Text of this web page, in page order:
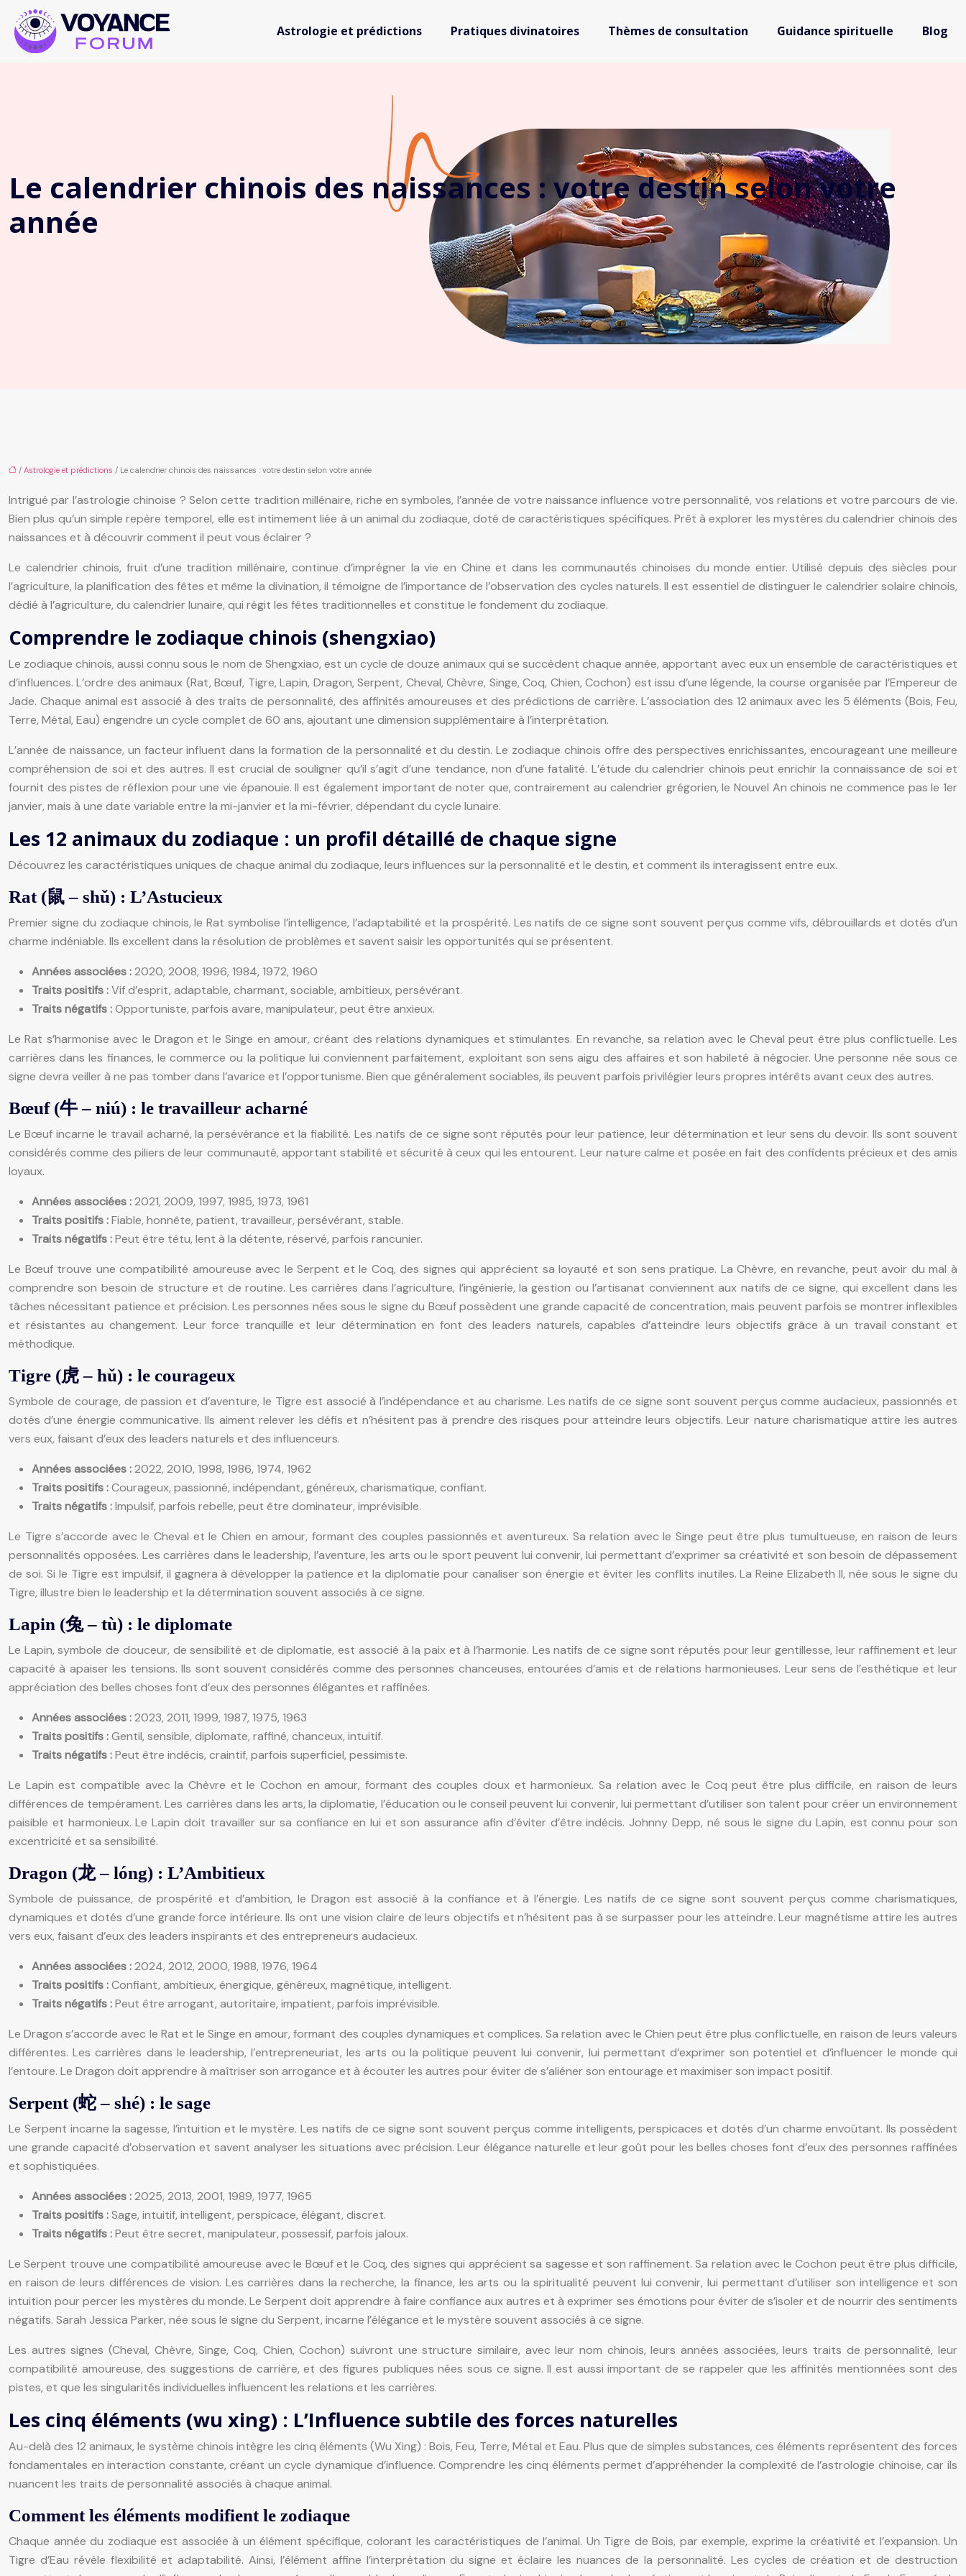
Astrologie et prédictions Pratiques divinatoires Thèmes de consultation Guidance spirituelle Blog
Le calendrier chinois des naissances : votre destin selon votre
année
/ Astrologie et prédictions / Le calendrier chinois des naissances : votre destin selon votre année
Intrigué par l’astrologie chinoise ? Selon cette tradition millénaire, riche en symboles, l’année de votre naissance influence votre personnalité, vos relations et votre parcours de vie.
Bien plus qu’un simple repère temporel, elle est intimement liée à un animal du zodiaque, doté de caractéristiques spécifiques. Prêt à explorer les mystères du calendrier chinois des
naissances et à découvrir comment il peut vous éclairer ?
Le calendrier chinois, fruit d’une tradition millénaire, continue d’imprégner la vie en Chine et dans les communautés chinoises du monde entier. Utilisé depuis des siècles pour
l’agriculture, la planification des fêtes et même la divination, il témoigne de l’importance de l’observation des cycles naturels. Il est essentiel de distinguer le calendrier solaire chinois,
dédié à l’agriculture, du calendrier lunaire, qui régit les fêtes traditionnelles et constitue le fondement du zodiaque.
Comprendre le zodiaque chinois (shengxiao)
Le zodiaque chinois, aussi connu sous le nom de Shengxiao, est un cycle de douze animaux qui se succèdent chaque année, apportant avec eux un ensemble de caractéristiques et
d’influences. L’ordre des animaux (Rat, Bœuf, Tigre, Lapin, Dragon, Serpent, Cheval, Chèvre, Singe, Coq, Chien, Cochon) est issu d’une légende, la course organisée par l’Empereur de
Jade. Chaque animal est associé à des traits de personnalité, des affinités amoureuses et des prédictions de carrière. L’association des 12 animaux avec les 5 éléments (Bois, Feu,
Terre, Métal, Eau) engendre un cycle complet de 60 ans, ajoutant une dimension supplémentaire à l’interprétation.
L’année de naissance, un facteur influent dans la formation de la personnalité et du destin. Le zodiaque chinois offre des perspectives enrichissantes, encourageant une meilleure
compréhension de soi et des autres. Il est crucial de souligner qu’il s’agit d’une tendance, non d’une fatalité. L’étude du calendrier chinois peut enrichir la connaissance de soi et
fournit des pistes de réflexion pour une vie épanouie. Il est également important de noter que, contrairement au calendrier grégorien, le Nouvel An chinois ne commence pas le 1er
janvier, mais à une date variable entre la mi-janvier et la mi-février, dépendant du cycle lunaire.
Les 12 animaux du zodiaque : un profil détaillé de chaque signe
Découvrez les caractéristiques uniques de chaque animal du zodiaque, leurs influences sur la personnalité et le destin, et comment ils interagissent entre eux.
Rat (鼠 – shǔ) : L’Astucieux
Premier signe du zodiaque chinois, le Rat symbolise l’intelligence, l’adaptabilité et la prospérité. Les natifs de ce signe sont souvent perçus comme vifs, débrouillards et dotés d’un
charme indéniable. Ils excellent dans la résolution de problèmes et savent saisir les opportunités qui se présentent.
Années associées :2020, 2008, 1996, 1984, 1972, 1960
Traits positifs :Vif d’esprit, adaptable, charmant, sociable, ambitieux, persévérant.
Traits négatifs :Opportuniste, parfois avare, manipulateur, peut être anxieux.
Le Rat s’harmonise avec le Dragon et le Singe en amour, créant des relations dynamiques et stimulantes. En revanche, sa relation avec le Cheval peut être plus conflictuelle. Les
carrières dans les finances, le commerce ou la politique lui conviennent parfaitement, exploitant son sens aigu des affaires et son habileté à négocier. Une personne née sous ce
signe devra veiller à ne pas tomber dans l’avarice et l’opportunisme. Bien que généralement sociables, ils peuvent parfois privilégier leurs propres intérêts avant ceux des autres.
Bœuf (牛 – niú) : le travailleur acharné
Le Bœuf incarne le travail acharné, la persévérance et la fiabilité. Les natifs de ce signe sont réputés pour leur patience, leur détermination et leur sens du devoir. Ils sont souvent
considérés comme des piliers de leur communauté, apportant stabilité et sécurité à ceux qui les entourent. Leur nature calme et posée en fait des confidents précieux et des amis
loyaux.
Années associées :2021, 2009, 1997, 1985, 1973, 1961
Traits positifs :Fiable, honnête, patient, travailleur, persévérant, stable.
Traits négatifs :Peut être têtu, lent à la détente, réservé, parfois rancunier.
Le Bœuf trouve une compatibilité amoureuse avec le Serpent et le Coq, des signes qui apprécient sa loyauté et son sens pratique. La Chèvre, en revanche, peut avoir du mal à
comprendre son besoin de structure et de routine. Les carrières dans l’agriculture, l’ingénierie, la gestion ou l’artisanat conviennent aux natifs de ce signe, qui excellent dans les
tâches nécessitant patience et précision. Les personnes nées sous le signe du Bœuf possèdent une grande capacité de concentration, mais peuvent parfois se montrer inflexibles
et résistantes au changement. Leur force tranquille et leur détermination en font des leaders naturels, capables d’atteindre leurs objectifs grâce à un travail constant et
méthodique.
Tigre (虎 – hǔ) : le courageux
Symbole de courage, de passion et d’aventure, le Tigre est associé à l’indépendance et au charisme. Les natifs de ce signe sont souvent perçus comme audacieux, passionnés et
dotés d’une énergie communicative. Ils aiment relever les défis et n’hésitent pas à prendre des risques pour atteindre leurs objectifs. Leur nature charismatique attire les autres
vers eux, faisant d’eux des leaders naturels et des influenceurs.
Années associées :2022, 2010, 1998, 1986, 1974, 1962
Traits positifs :Courageux, passionné, indépendant, généreux, charismatique, confiant.
Traits négatifs :Impulsif, parfois rebelle, peut être dominateur, imprévisible.
Le Tigre s’accorde avec le Cheval et le Chien en amour, formant des couples passionnés et aventureux. Sa relation avec le Singe peut être plus tumultueuse, en raison de leurs
personnalités opposées. Les carrières dans le leadership, l’aventure, les arts ou le sport peuvent lui convenir, lui permettant d’exprimer sa créativité et son besoin de dépassement
de soi. Si le Tigre est impulsif, il gagnera à développer la patience et la diplomatie pour canaliser son énergie et éviter les conflits inutiles. La Reine Elizabeth II, née sous le signe du
Tigre, illustre bien le leadership et la détermination souvent associés à ce signe.
Lapin (兔 – tù) : le diplomate
Le Lapin, symbole de douceur, de sensibilité et de diplomatie, est associé à la paix et à l’harmonie. Les natifs de ce signe sont réputés pour leur gentillesse, leur raffinement et leur
capacité à apaiser les tensions. Ils sont souvent considérés comme des personnes chanceuses, entourées d’amis et de relations harmonieuses. Leur sens de l’esthétique et leur
appréciation des belles choses font d’eux des personnes élégantes et raffinées.
Années associées :2023, 2011, 1999, 1987, 1975, 1963
Traits positifs :Gentil, sensible, diplomate, raffiné, chanceux, intuitif.
Traits négatifs :Peut être indécis, craintif, parfois superficiel, pessimiste.
Le Lapin est compatible avec la Chèvre et le Cochon en amour, formant des couples doux et harmonieux. Sa relation avec le Coq peut être plus difficile, en raison de leurs
différences de tempérament. Les carrières dans les arts, la diplomatie, l’éducation ou le conseil peuvent lui convenir, lui permettant d’utiliser son talent pour créer un environnement
paisible et harmonieux. Le Lapin doit travailler sur sa confiance en lui et son assurance afin d’éviter d’être indécis. Johnny Depp, né sous le signe du Lapin, est connu pour son
excentricité et sa sensibilité.
Dragon (龙 – lóng) : L’Ambitieux
Symbole de puissance, de prospérité et d’ambition, le Dragon est associé à la confiance et à l’énergie. Les natifs de ce signe sont souvent perçus comme charismatiques,
dynamiques et dotés d’une grande force intérieure. Ils ont une vision claire de leurs objectifs et n’hésitent pas à se surpasser pour les atteindre. Leur magnétisme attire les autres
vers eux, faisant d’eux des leaders inspirants et des entrepreneurs audacieux.
Années associées :2024, 2012, 2000, 1988, 1976, 1964
Traits positifs :Confiant, ambitieux, énergique, généreux, magnétique, intelligent.
Traits négatifs :Peut être arrogant, autoritaire, impatient, parfois imprévisible.
Le Dragon s’accorde avec le Rat et le Singe en amour, formant des couples dynamiques et complices. Sa relation avec le Chien peut être plus conflictuelle, en raison de leurs valeurs
différentes. Les carrières dans le leadership, l’entrepreneuriat, les arts ou la politique peuvent lui convenir, lui permettant d’exprimer son potentiel et d’influencer le monde qui
l’entoure. Le Dragon doit apprendre à maîtriser son arrogance et à écouter les autres pour éviter de s’aliéner son entourage et maximiser son impact positif.
Serpent (蛇 – shé) : le sage
Le Serpent incarne la sagesse, l’intuition et le mystère. Les natifs de ce signe sont souvent perçus comme intelligents, perspicaces et dotés d’un charme envoûtant. Ils possèdent
une grande capacité d’observation et savent analyser les situations avec précision. Leur élégance naturelle et leur goût pour les belles choses font d’eux des personnes raffinées
et sophistiquées.
Années associées :2025, 2013, 2001, 1989, 1977, 1965
Traits positifs :Sage, intuitif, intelligent, perspicace, élégant, discret.
Traits négatifs :Peut être secret, manipulateur, possessif, parfois jaloux.
Le Serpent trouve une compatibilité amoureuse avec le Bœuf et le Coq, des signes qui apprécient sa sagesse et son raffinement. Sa relation avec le Cochon peut être plus difficile,
en raison de leurs différences de vision. Les carrières dans la recherche, la finance, les arts ou la spiritualité peuvent lui convenir, lui permettant d’utiliser son intelligence et son
intuition pour percer les mystères du monde. Le Serpent doit apprendre à faire confiance aux autres et à exprimer ses émotions pour éviter de s’isoler et de nourrir des sentiments
négatifs. Sarah Jessica Parker, née sous le signe du Serpent, incarne l’élégance et le mystère souvent associés à ce signe.
Les autres signes (Cheval, Chèvre, Singe, Coq, Chien, Cochon) suivront une structure similaire, avec leur nom chinois, leurs années associées, leurs traits de personnalité, leur
compatibilité amoureuse, des suggestions de carrière, et des figures publiques nées sous ce signe. Il est aussi important de se rappeler que les affinités mentionnées sont des
pistes, et que les singularités individuelles influencent les relations et les carrières.
Les cinq éléments (wu xing) : L’Influence subtile des forces naturelles
Au-delà des 12 animaux, le système chinois intègre les cinq éléments (Wu Xing) : Bois, Feu, Terre, Métal et Eau. Plus que de simples substances, ces éléments représentent des forces
fondamentales en interaction constante, créant un cycle dynamique d’influence. Comprendre les cinq éléments permet d’appréhender la complexité de l’astrologie chinoise, car ils
nuancent les traits de personnalité associés à chaque animal.
Comment les éléments modifient le zodiaque
Chaque année du zodiaque est associée à un élément spécifique, colorant les caractéristiques de l’animal. Un Tigre de Bois, par exemple, exprime la créativité et l’expansion. Un
Tigre d’Eau révèle flexibilité et adaptabilité. Ainsi, l’élément affine l’interprétation du signe et éclaire les nuances de la personnalité. Les cycles de création et de destruction